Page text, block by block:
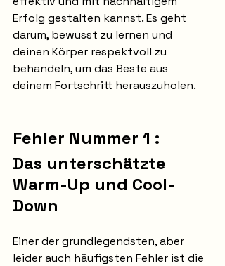
Erfolg gestalten kannst. Es geht
darum, bewusst zu lernen und
deinen Körper respektvoll zu
behandeln, um das Beste aus
deinem Fortschritt herauszuholen.
Fehler Nummer 1 :
Das unterschätzte
Warm-Up und Cool-
Down
Einer der grundlegendsten, aber
leider auch häufigsten Fehler ist die